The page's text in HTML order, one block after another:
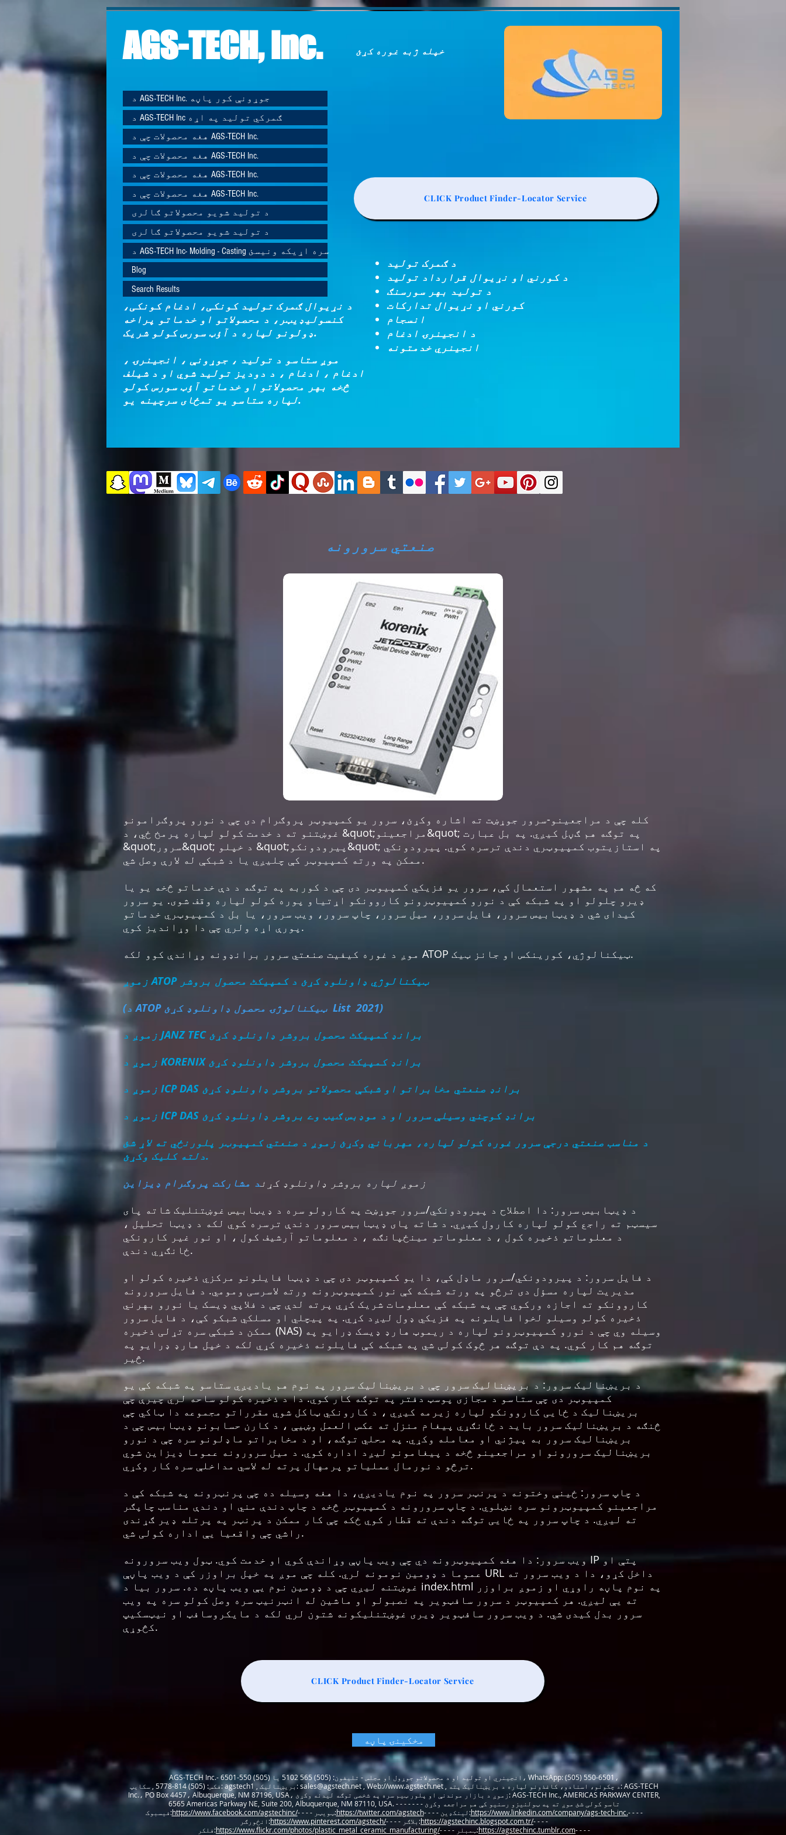
AGS-TECH, Inc.
د AGS-TECH Inc. جوړونې کور پاڼه
د AGS-TECH Inc ګمرکي تولید په اړه
هغه محصولات چې د AGS-TECH Inc.
هغه محصولات چې د AGS-TECH Inc.
هغه محصولات چې د AGS-TECH Inc.
هغه محصولات چې د AGS-TECH Inc.
د تولید شویو محصولاتو ګالری
د تولید شویو محصولاتو ګالری
د AGS-TECH Inc- Molding - Casting سره اړیکه ونیسئ
Blog
Search Results
د نړیوال ګمرک تولید کونکی، ادغام کونکی،
کنسولیډیټر، د محصولاتو او خدماتو پراخه
ډولونو لپاره د آؤټ سورس کولو شریک.
موږ ستاسو د تولید ، جوړونې ، انجینرۍ ،
ادغام ، ادغام ، د دودیز تولید شوي او د شیلف
څخه بهر محصولاتو او خدماتو آؤټ سورس کولو
لپاره ستاسو یو تمځای سرچینه یو.
خپله ژبه غوره کړئ
CLICK Product Finder-Locator Service
د ګمرک تولید
د کورني او نړیوال قرارداد تولید
د تولید بهر سورسنګ
کورني او نړیوال تدارکات
انجینري خدمتونه
صنعتي سرورونه
کله چې د مراجعینو-سرور جوړښت ته اشاره وکړئ، سرور یو کمپیوټر پروګرام دی چې د نورو پروګرامونو
غوښتنو ته د خدمت کولو لپاره پرمخ ځي، د &quot;مراجعینو&quot; په توګه هم ګڼل کیږي. په بل عبارت
&quot;سرور&quot; د خپلو &quot;پیرودونکو&quot; په استازیتوب کمپیوټري دندې ترسره کوي. پیرودونکي
ممکن په ورته کمپیوټر کې چلیږي یا د شبکې له لارې وصل شي.
که څه هم په مشهور استعمال کې، سرور یو فزیکي کمپیوټر دی چې د کوربه په توګه د دې خدماتو څخه یو یا
ډیرو چلولو او په شبکه کې د نورو کمپیوټرونو کاروونکو اړتیاو پوره کولو لپاره وقف شوی. یو سرور
کیدای شي د ډیټابیس سرور، فایل سرور، میل سرور، چاپ سرور، ویب سرور، یا بل د کمپیوټري خدماتو
پورې اړه ولري چې دا وړاندیز کوي.
موږ د غوره کیفیت صنعتي سرور برانډونه وړاندې کوو لکه ATOP ټیکنالوژي، کورینکس او جانز ټیک.
زموږ ATOP ټیکنالوژي ډاونلوډ کړئ د کمپیکٹ محصول بروشر
(د ATOP ټیکنالوژۍ محصول ډاونلوډ کړئ List 2021)
زموږ د JANZ TEC برانډ کمپیکٹ محصول بروشر ډاونلوډ کړئ
زموږ د KORENIX برانډ کمپیکٹ محصول بروشر ډاونلوډ کړئ
زموږ د ICP DAS برانډ صنعتي مخابراتو او شبکې محصولاتو بروشر ډاونلوډ کړئ
زموږ د ICP DAS برانډ کوچني وسیلې سرور او د موډبس ګیټ وے بروشر ډاونلوډ کړئ
د مناسب صنعتي درجې سرور غوره کولو لپاره، مهرباني وکړئ زموږ د صنعتي کمپیوټر پلورنځي ته لاړ شئ
دلته کلیک وکړئ.
زموږ لپاره بروشر ډاونلوډ کړئد مشارکت پروګرام ډیزاین
د ډیټابیس سرور: دا اصطلاح د پیرودونکي/سرور جوړښت په کارولو سره د ډیټابیس غوښتنلیک شاته پای
سیسټم ته راجع کولو لپاره کارول کیږي. د شاته پای ډیټابیس سرور دندې ترسره کوي لکه د ډیټا تحلیل ،
د معلوماتو ذخیره کول ، د معلوماتو مینځپانګه ، د معلوماتو آرشیف کول ، او نور غیر کارونکي
ځانګړي دندې.
د فایل سرور: د پیرودونکي/سرور ماډل کې، دا یو کمپیوټر دی چې د ډیټا فایلونو مرکزي ذخیره کولو او
مدیریت لپاره مسؤل دی ترڅو په ورته شبکه کې نور کمپیوټرونه ورته لاسرسی ومومي. د فایل سرورونه
کاروونکو ته اجازه ورکوي چې په شبکه کې معلومات شریک کړي پرته لدې چې د فلاپي ډیسک یا نورو بهرني
ذخیره کولو وسیلو لخوا فایلونه په فزیکي ډول لیږد کړي. په پیچلي او مسلکي شبکو کې، د فایل سرور
ممکن د شبکې سره تړلی ذخیره (NAS) وسیله وي چې د نورو کمپیوټرونو لپاره د ریموټ هارډ ډیسک ډرایو په
توګه هم کار کوي. په دې توګه هر څوک کولی شي په شبکه کې فایلونه ذخیره کړي لکه د خپل هارډ ډرایو په
څیر.
د بریښنالیک سرور: د بریښنالیک سرور چې د بریښنالیک سرور په نوم هم یادیږي ستاسو په شبکه کې یو
کمپیوټر دی چې ستاسو د مجازی پوسټ دفتر په توګه کار کوي. دا د ذخیره کولو ساحه لري چیرې چې
بریښنالیک د ځایی کاروونکو لپاره زیرمه کیږي ، د کارونکي ټاکل شوي مقرراتو مجموعه دا ټاکي چې
څنګه د بریښنالیک سرور باید د ځانګړي پیغام منزل ته عکس العمل وښیې ، د کارن حسابونو ډیټابیس چې د
بریښنالیک سرور به پیژني او معامله وکړي. په محلي توګه، او د مخابراتو ماډلونو سره چې د نورو
بریښنالیک سرورونو او مراجعینو څخه د پیغامونو لیږد اداره کوي. د میل سرورونه عموما ډیزاین شوي
ترڅو د نورمال عملیاتو پرمهال پرته له لاسي مداخلې سره کار وکړي.
د چاپ سرور: ځینې وختونه د پرنټر سرور په نوم یادیږي، دا هغه وسیله ده چې پرنټرونه په شبکه کې د
مراجعینو کمپیوټرونو سره نښلوي. د چاپ سرورونه د کمپیوټر څخه د چاپ دندې مني او دندې مناسب چاپګر
ته لیږي. د چاپ سرور په ځایی توګه دندې ته قطار کوي ځکه چې کار ممکن د پرنټر په پرتله ډیر ګړندی
راشي چې واقعیا یې اداره کولی شي.
ویب سرور: دا هغه کمپیوټرونه دي چې ویب پاڼې وړاندې کوي او خدمت کوي. ټول ویب سرورونه IP پتې او
عموما د ډومین نومونه لري. کله چې موږ په خپل براوزر کې د ویب پاڼې URL داخل کړو، دا د ویب سرور ته
غوښتنه لیږي چې د ډومین نوم یې ویب پاڼه ده. سرور بیا د index.html په نوم پاڼه راوړي او زموږ براوزر
ته یې لیږي. هر کمپیوټر د سرور سافټویر په نصبولو او ماشین له انټرنیټ سره وصل کولو سره په ویب
سرور بدل کیدی شي. د ویب سرور سافټویر ډیری غوښتنلیکونه شتون لري لکه د مایکروسافټ او نیټسکیپ
کڅوړې.
CLICK Product Finder-Locator Service
مخکینۍ پاڼه
AGS-TECH Inc.- انجینري او تولید او د محصولاتو جوړول او مجلس - تلیفون: (505) 565 5102 یا (505) 550-6501، WhatsApp: (505) 550-6501،
فکس: (505) 814-5778 , سکایپ: agstech1 , بریښنالیک:sales@agstech.net, Web://www.agstech.net, د چکونو، اسنادو، کاغذونو لپاره د بریښنالیک پته: AGS-TECH
Inc.، PO Box 4457، Albuquerque, NM 87196, USA، زموږ د بازار موندنې او پلور ټیم سره په شخصی توګه لیدنه وکړئ: AGS-TECH Inc., AMERICAS PARKWAY CENTER,
6565 Americas Parkway NE, Suite 200, Albuquerque, NM 87110, USA. - تاسو کولی شئ موږ ته په ټولنیزو رسنیو کې هم مراجعه وکړئ - - - - - -
فیسبوک:https://www.facebook.com/agstechinc/ - - - - ټویټر:https://twitter.com/agstech - - - - لینکډین:https://www.linkedin.com/company/ags-tech-inc.- - - -
انځورګر:https://www.pinterest.com/agstech/ - - - - بلاګر:https://agstechinc.blogspot.com.tr/- - - -
فلکر:https://www.flickr.com/photos/plastic_metal_ceramic_manufacturing/ - - - - ټمبلر:https://agstechinc.tumblr.com- - - -